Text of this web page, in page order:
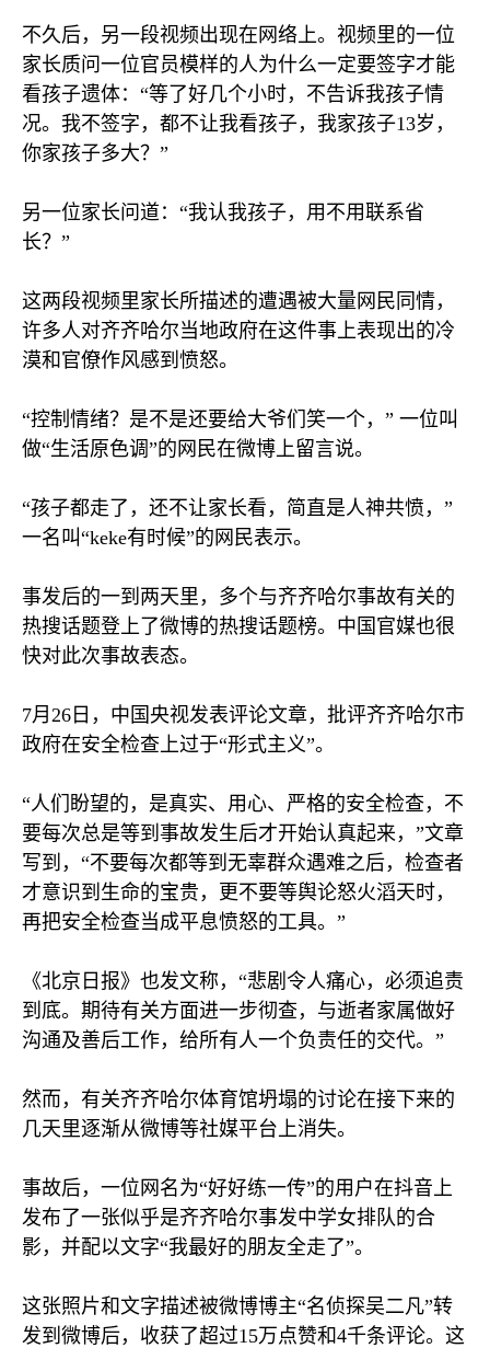
不久后，另一段视频出现在网络上。视频里的一位
家长质问一位官员模样的人为什么一定要签字才能
看孩子遗体：“等了好几个小时，不告诉我孩子情
况。我不签字，都不让我看孩子，我家孩子13岁，
你家孩子多大？”
另一位家长问道：“我认我孩子，用不用联系省
长？”
这两段视频里家长所描述的遭遇被大量网民同情，
许多人对齐齐哈尔当地政府在这件事上表现出的冷
漠和官僚作风感到愤怒。
“控制情绪？是不是还要给大爷们笑一个，” 一位叫
做“生活原色调”的网民在微博上留言说。
“孩子都走了，还不让家长看，简直是人神共愤，”
一名叫“keke有时候”的网民表示。
事发后的一到两天里，多个与齐齐哈尔事故有关的
热搜话题登上了微博的热搜话题榜。中国官媒也很
快对此次事故表态。
7月 26 日，中国央视发表评论文章，批评齐齐哈尔市
政府在安全检查上过于“形式主义”。
“人们盼望的，是真实、用心、严格的安全检查，不
要每次总是等到事故发生后才开始认真起来，”文章
写到，“不要每次都等到无辜群众遇难之后，检查者
才意识到生命的宝贵，更不要等舆论怒火滔天时，
再把安全检查当成平息愤怒的工具。”
《北京日报》也发文称，“悲剧令人痛心，必须追责
到底。期待有关方面进一步彻查，与逝者家属做好
沟通及善后工作，给所有人一个负责任的交代。”
然而，有关齐齐哈尔体育馆坍塌的讨论在接下来的
几天里逐渐从微博等社媒平台上消失。
事故后，一位网名为“好好练一传”的用户在抖音上
发布了一张似乎是齐齐哈尔事发中学女排队的合
影，并配以文字“我最好的朋友全走了”。
这张照片和文字描述被微博博主“名侦探吴二凡”转
发到微博后，收获了超过15万点赞和4千条评论。这